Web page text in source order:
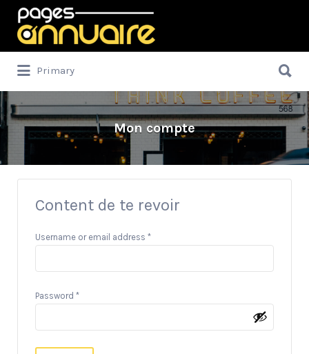
Rechercher:
Primary
Mon compte
Content de te revoir
Username or email address *
Password *